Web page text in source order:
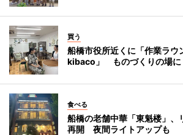
買う
船橋市役所近くに「作業ラウ
kibaco」 ものづくりの場に
食べる
船橋の老舗中華「東魁楼」、
再開 夜間ライトアップも